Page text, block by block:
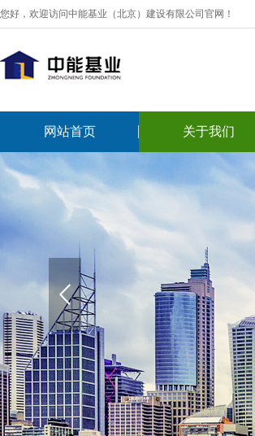
您好，欢迎访问中能基业（北京）建设有限公司官网！
网站首页 关于我们